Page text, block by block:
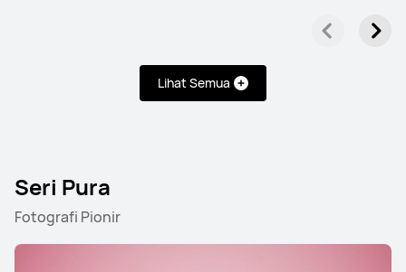
Lihat Semua
Seri Pura
Fotografi Pionir